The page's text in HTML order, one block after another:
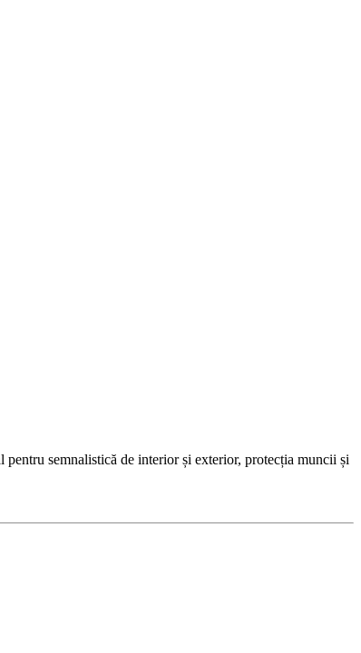
semnalistică de interior și exterior, protecția muncii și